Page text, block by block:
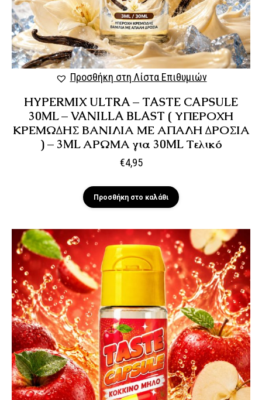
Προσθήκη στη Λίστα Επιθυμιών
HYPERMIX ULTRA – TASTE CAPSULE
30ML – VANILLA BLAST ( ΥΠΕΡΟΧΗ
ΚΡΕΜΩΔΗΣ ΒΑΝΙΛΙΑ ΜΕ ΑΠΑΛΗ ΔΡΟΣΙΑ
) – 3ML ΑΡΩΜΑ για 30ML Τελικό
€4,95
Προσθήκη στο καλάθι